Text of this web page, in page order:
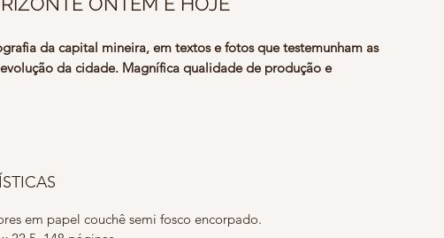
da capital mineira, em textos e fotos que testemunham as
da cidade. Magnífica qualidade de produção e
em papel couchê semi fosco encorpado.